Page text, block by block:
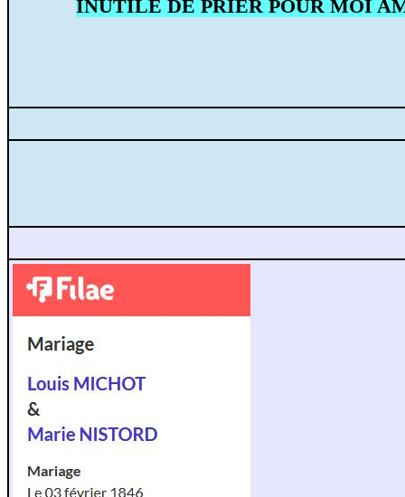
INUTILE DE PRIER POUR MOI